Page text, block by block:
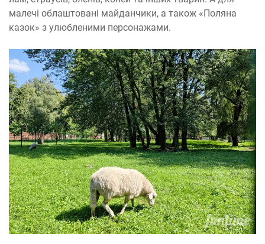
малечі облаштовані майданчики, а також «Поляна
казок» з улюбленими персонажами.